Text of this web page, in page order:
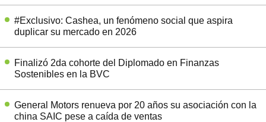
#Exclusivo: Cashea, un fenómeno social que aspira
duplicar su mercado en 2026
Finalizó 2da cohorte del Diplomado en Finanzas
Sostenibles en la BVC
General Motors renueva por 20 años su asociación con la
china SAIC pese a caída de ventas